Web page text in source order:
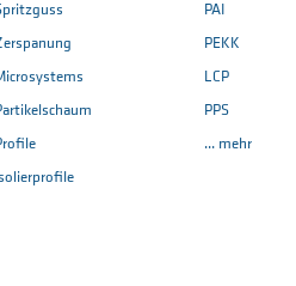
PAI
PEKK
LCP
PPS
... mehr